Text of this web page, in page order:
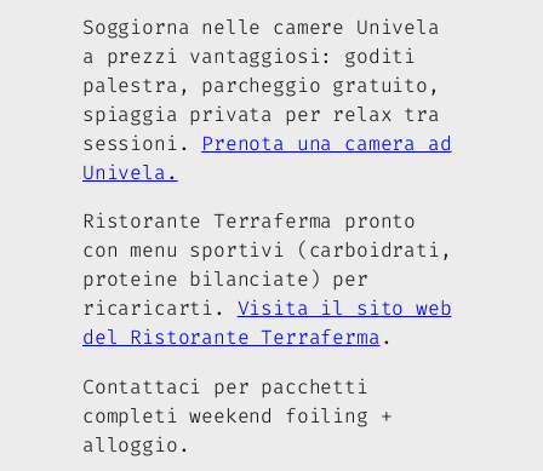
Soggiorna nelle camere Univela
a prezzi vantaggiosi: goditi
palestra, parcheggio gratuito,
spiaggia privata per relax tra
sessioni. Prenota una camera ad
Univela.
Ristorante Terraferma pronto
con menu sportivi (carboidrati,
proteine bilanciate) per
ricaricarti. Visita il sito web
del Ristorante Terraferma.
Contattaci per pacchetti
completi weekend foiling +
alloggio.